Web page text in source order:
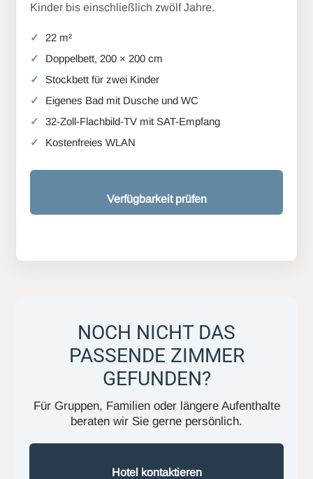
Kinder bis einschließlich zwölf Jahre.
22 m²
Doppelbett, 200 × 200 cm
Stockbett für zwei Kinder
Eigenes Bad mit Dusche und WC
32-Zoll-Flachbild-TV mit SAT-Empfang
Kostenfreies WLAN
Verfügbarkeit prüfen
NOCH NICHT DAS
PASSENDE ZIMMER
GEFUNDEN?
Für Gruppen, Familien oder längere Aufenthalte
beraten wir Sie gerne persönlich.
Hotel kontaktieren